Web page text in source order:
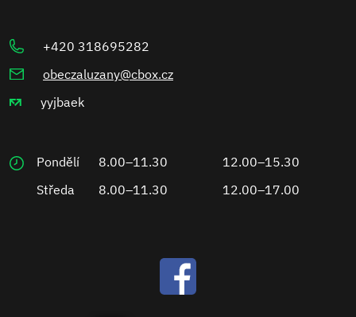
+420 318695282
obeczaluzany@cbox.cz
yyjbaek
Pondělí 8.00–11.30
12.00–15.30
Středa
8.00–11.30 12.00–17.00